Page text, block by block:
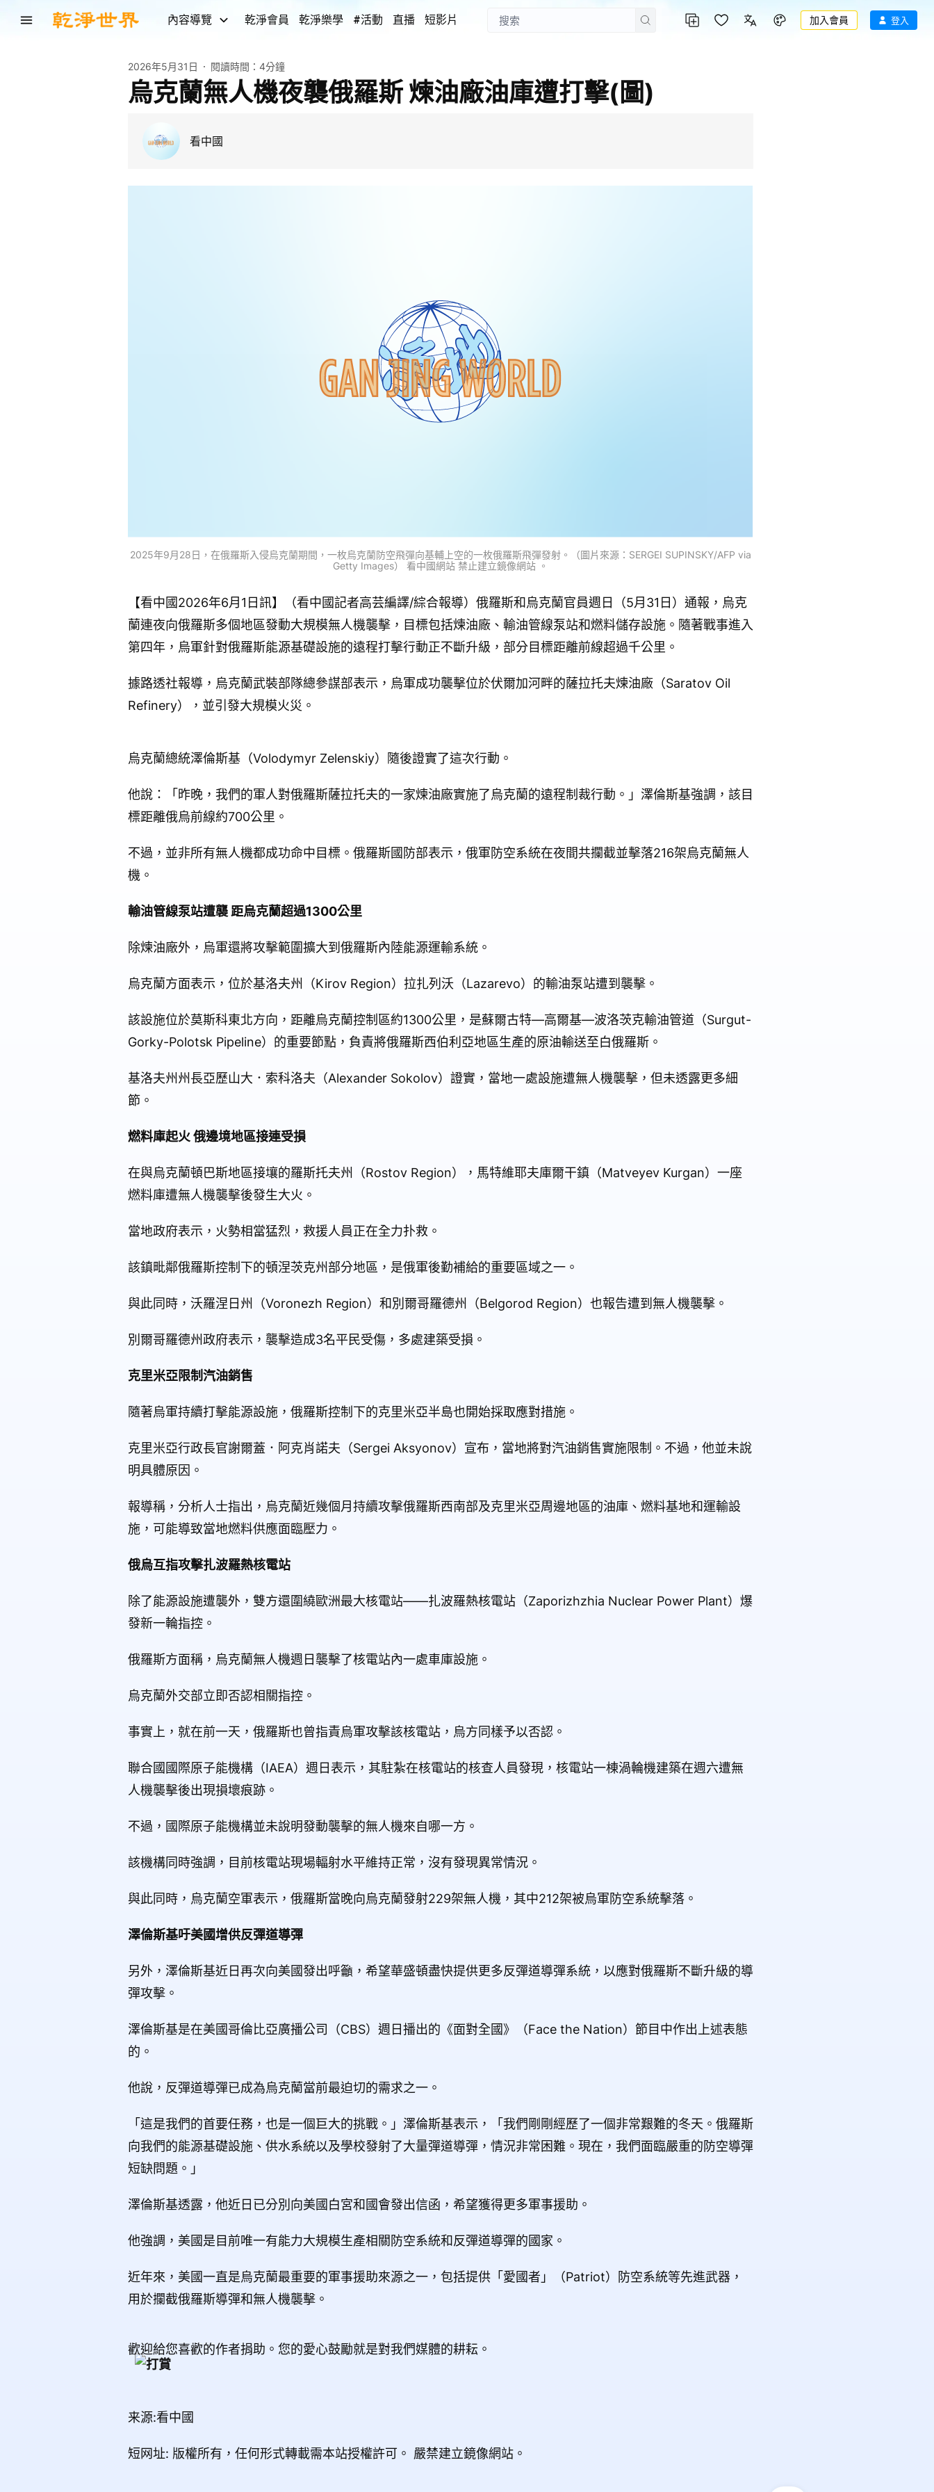
內容導覽 乾淨會員 乾淨樂學 #活動 直播 短影片 加入會員 登入
2026年5月31日 閱讀時間： 4分鐘
烏克蘭無人機夜襲俄羅斯 煉油廠油庫遭打擊(圖)
看中國
2025年9月28日，在俄羅斯入侵烏克蘭期間，一枚烏克蘭防空飛彈向基輔上空的一枚俄羅斯飛彈發射。（圖片來源：SERGEI SUPINSKY/AFP via
Getty Images） 看中國網站 禁止建立鏡像網站 。
【看中國2026年6月1日訊】（看中國記者高芸編譯/綜合報導）俄羅斯和烏克蘭官員週日（5月31日）通報，烏克
蘭連夜向俄羅斯多個地區發動大規模無人機襲擊，目標包括煉油廠、輸油管線泵站和燃料儲存設施。隨著戰事進入
第四年，烏軍針對俄羅斯能源基礎設施的遠程打擊行動正不斷升級，部分目標距離前線超過千公里。
據路透社報導，烏克蘭武裝部隊總參謀部表示，烏軍成功襲擊位於伏爾加河畔的薩拉托夫煉油廠（Saratov Oil
Refinery），並引發大規模火災。
烏克蘭總統澤倫斯基（Volodymyr Zelenskiy）隨後證實了這次行動。
他說：「昨晚，我們的軍人對俄羅斯薩拉托夫的一家煉油廠實施了烏克蘭的遠程制裁行動。」澤倫斯基強調，該目
標距離俄烏前線約700公里。
不過，並非所有無人機都成功命中目標。俄羅斯國防部表示，俄軍防空系統在夜間共攔截並擊落216架烏克蘭無人
機。
輸油管線泵站遭襲 距烏克蘭超過1300公里
除煉油廠外，烏軍還將攻擊範圍擴大到俄羅斯內陸能源運輸系統。
烏克蘭方面表示，位於基洛夫州（Kirov Region）拉扎列沃（Lazarevo）的輸油泵站遭到襲擊。
該設施位於莫斯科東北方向，距離烏克蘭控制區約1300公里，是蘇爾古特—高爾基—波洛茨克輸油管道（Surgut-
Gorky-Polotsk Pipeline）的重要節點，負責將俄羅斯西伯利亞地區生產的原油輸送至白俄羅斯。
基洛夫州州長亞歷山大．索科洛夫（Alexander Sokolov）證實，當地一處設施遭無人機襲擊，但未透露更多細
節。
燃料庫起火 俄邊境地區接連受損
在與烏克蘭頓巴斯地區接壤的羅斯托夫州（Rostov Region），馬特維耶夫庫爾干鎮（Matveyev Kurgan）一座
燃料庫遭無人機襲擊後發生大火。
當地政府表示，火勢相當猛烈，救援人員正在全力扑救。
該鎮毗鄰俄羅斯控制下的頓涅茨克州部分地區，是俄軍後勤補給的重要區域之一。
與此同時，沃羅涅日州（Voronezh Region）和別爾哥羅德州（Belgorod Region）也報告遭到無人機襲擊。
別爾哥羅德州政府表示，襲擊造成3名平民受傷，多處建築受損。
克里米亞限制汽油銷售
隨著烏軍持續打擊能源設施，俄羅斯控制下的克里米亞半島也開始採取應對措施。
克里米亞行政長官謝爾蓋．阿克肖諾夫（Sergei Aksyonov）宣布，當地將對汽油銷售實施限制。不過，他並未說
明具體原因。
報導稱，分析人士指出，烏克蘭近幾個月持續攻擊俄羅斯西南部及克里米亞周邊地區的油庫、燃料基地和運輸設
施，可能導致當地燃料供應面臨壓力。
俄烏互指攻擊扎波羅熱核電站
除了能源設施遭襲外，雙方還圍繞歐洲最大核電站——扎波羅熱核電站（Zaporizhzhia Nuclear Power Plant）爆
發新一輪指控。
俄羅斯方面稱，烏克蘭無人機週日襲擊了核電站內一處車庫設施。
烏克蘭外交部立即否認相關指控。
事實上，就在前一天，俄羅斯也曾指責烏軍攻擊該核電站，烏方同樣予以否認。
聯合國國際原子能機構（IAEA）週日表示，其駐紮在核電站的核查人員發現，核電站一棟渦輪機建築在週六遭無
人機襲擊後出現損壞痕跡。
不過，國際原子能機構並未說明發動襲擊的無人機來自哪一方。
該機構同時強調，目前核電站現場輻射水平維持正常，沒有發現異常情況。
與此同時，烏克蘭空軍表示，俄羅斯當晚向烏克蘭發射229架無人機，其中212架被烏軍防空系統擊落。
澤倫斯基吁美國增供反彈道導彈
另外，澤倫斯基近日再次向美國發出呼籲，希望華盛頓盡快提供更多反彈道導彈系統，以應對俄羅斯不斷升級的導
彈攻擊。
澤倫斯基是在美國哥倫比亞廣播公司（CBS）週日播出的《面對全國》（Face the Nation）節目中作出上述表態
的。
他說，反彈道導彈已成為烏克蘭當前最迫切的需求之一。
「這是我們的首要任務，也是一個巨大的挑戰。」澤倫斯基表示，「我們剛剛經歷了一個非常艱難的冬天。俄羅斯
向我們的能源基礎設施、供水系統以及學校發射了大量彈道導彈，情況非常困難。現在，我們面臨嚴重的防空導彈
短缺問題。」
澤倫斯基透露，他近日已分別向美國白宮和國會發出信函，希望獲得更多軍事援助。
他強調，美國是目前唯一有能力大規模生產相關防空系統和反彈道導彈的國家。
近年來，美國一直是烏克蘭最重要的軍事援助來源之一，包括提供「愛國者」（Patriot）防空系統等先進武器，
用於攔截俄羅斯導彈和無人機襲擊。
歡迎給您喜歡的作者捐助。您的愛心鼓勵就是對我們媒體的耕耘。
来源:看中國
短网址: 版權所有，任何形式轉載需本站授權許可。 嚴禁建立鏡像網站。